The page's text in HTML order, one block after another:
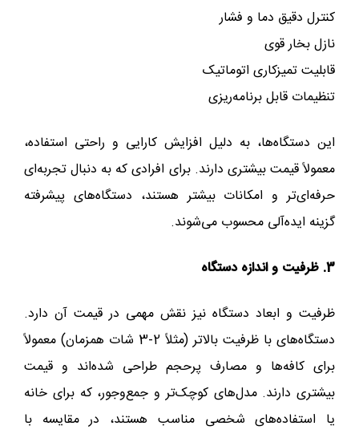
کنترل دقیق دما و فشار
نازل بخار قوی
قابلیت تمیزکاری اتوماتیک
تنظیمات قابل برنامه‌ریزی
این دستگاه‌ها، به دلیل افزایش کارایی و راحتی استفاده،
معمولاً قیمت بیشتری دارند. برای افرادی که به دنبال تجربه‌ای
حرفه‌ای‌تر و امکانات بیشتر هستند، دستگاه‌های پیشرفته
گزینه ایده‌آلی محسوب می‌شوند.
3. ظرفیت و اندازه دستگاه
ظرفیت و ابعاد دستگاه نیز نقش مهمی در قیمت آن دارد.
دستگاه‌های با ظرفیت بالاتر (مثلاً 2-3 شات همزمان) معمولاً
برای کافه‌ها و مصارف پرحجم طراحی شده‌اند و قیمت
بیشتری دارند. مدل‌های کوچک‌تر و جمع‌وجور، که برای خانه
یا استفاده‌های شخصی مناسب هستند، در مقایسه با